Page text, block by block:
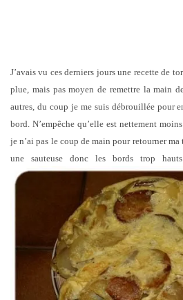
J’avais vu ces derniers jours une recette de
plue, mais pas moyen de remettre la main
autres, du coup je me suis débrouillée pour
bord. N’empêche qu’elle est nettement
je n’ai pas le coup de main pour retourner
une sauteuse donc les bords trop